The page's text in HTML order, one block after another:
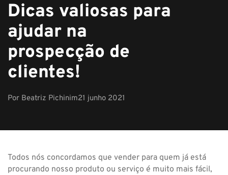
Dicas valiosas para
ajudar na
prospecção de
clientes!
Por Beatriz Pichinim21 junho 2021
Todos nós concordamos que vender para quem já está
procurando nosso produto ou serviço é muito mais fácil,